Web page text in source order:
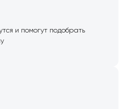
и помогут подобрать